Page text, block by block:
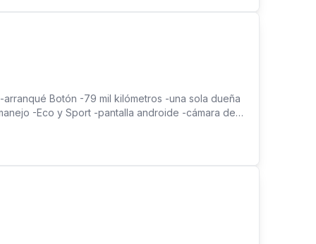
arranqué Botón -79 mil kilómetros -una sola dueña
-Eco y Sport -pantalla androide -cámara de
Traspaso PRECIO : $ 13,995.00 AL FRENTE
DE CORDOBA.